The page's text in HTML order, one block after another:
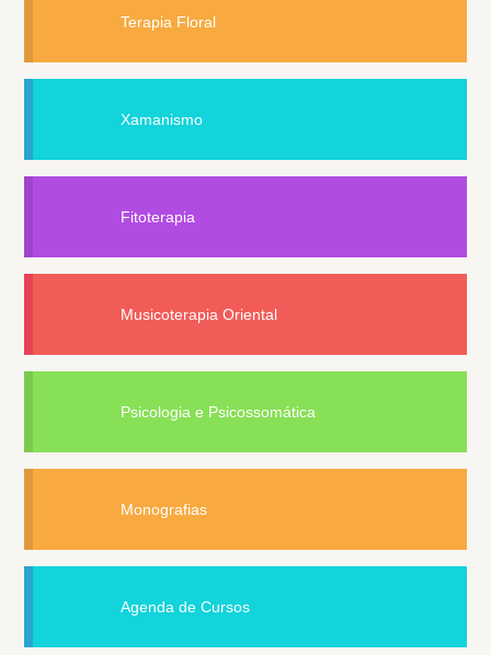
Terapia Floral
Xamanismo
Fitoterapia
Musicoterapia Oriental
Psicologia e Psicossomática
Monografias
Agenda de Cursos